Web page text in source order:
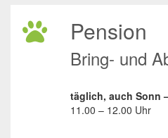
Pension
Bring- und
täglich, auch Sonn
11.00 – 12.00 Uhr